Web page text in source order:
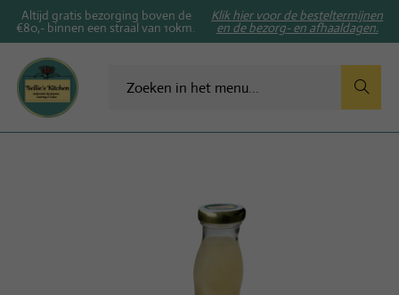
Altijd gratis bezorging boven de
€80,- binnen een straal van 10km.
Klik hier voor de besteltermijnen
en de bezorg- en afhaaldagen.